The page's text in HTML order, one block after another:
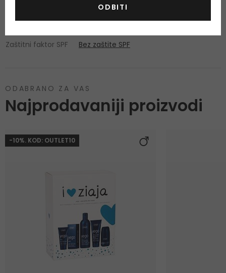
Zaštitni faktor SPF
Bez zaštite SPF
ODABRANO ZA VAS
Najprodavaniji proizvodi
-10%. KOD: OUTLET10
ODBITI